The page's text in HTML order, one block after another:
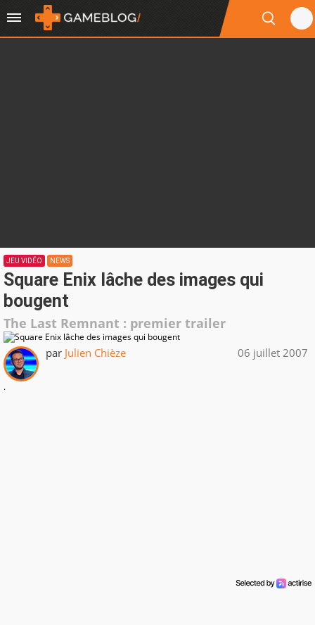
JEU VIDÉO NEWS
Square Enix lâche des images qui
bougent
The Last Remnant : premier trailer
par Julien Chièze 06 juillet 2007
.